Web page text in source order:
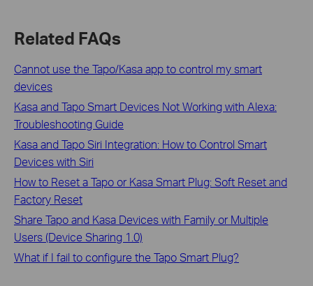
Related FAQs
Cannot use the Tapo/Kasa app to control my smart
devices
Kasa and Tapo Smart Devices Not Working with Alexa:
Troubleshooting Guide
Kasa and Tapo Siri Integration: How to Control Smart
Devices with Siri
How to Reset a Tapo or Kasa Smart Plug: Soft Reset and
Factory Reset
Share Tapo and Kasa Devices with Family or Multiple
Users (Device Sharing 1.0)
What if I fail to configure the Tapo Smart Plug?